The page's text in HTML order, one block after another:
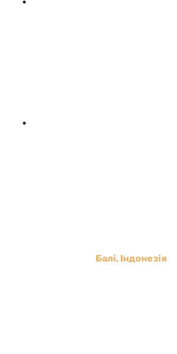
Балі, Індонезія